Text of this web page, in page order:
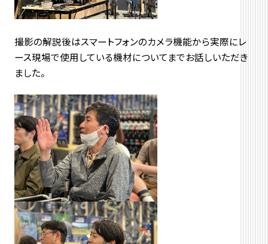
撮影の解説後はスマートフォンのカメラ機能から実際にレ
ース現場で使用している機材についてまでお話しいただき
ました。